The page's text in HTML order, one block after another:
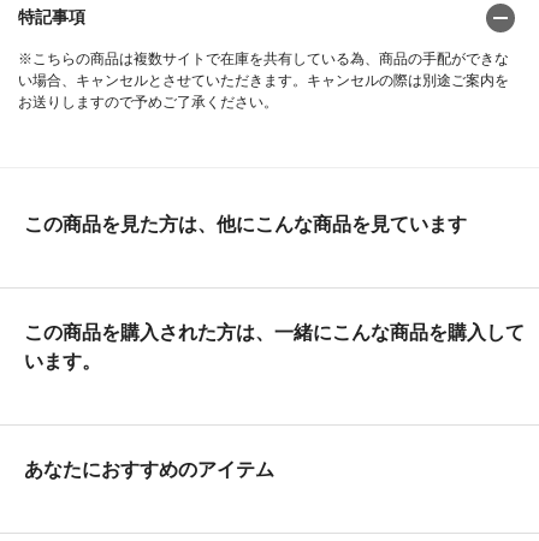
特記事項
※こちらの商品は複数サイトで在庫を共有している為、商品の手配ができな
い場合、キャンセルとさせていただきます。キャンセルの際は別途ご案内を
お送りしますので予めご了承ください。
この商品を見た方は、他にこんな商品を見ています
この商品を購入された方は、一緒にこんな商品を購入して
います。
あなたにおすすめのアイテム